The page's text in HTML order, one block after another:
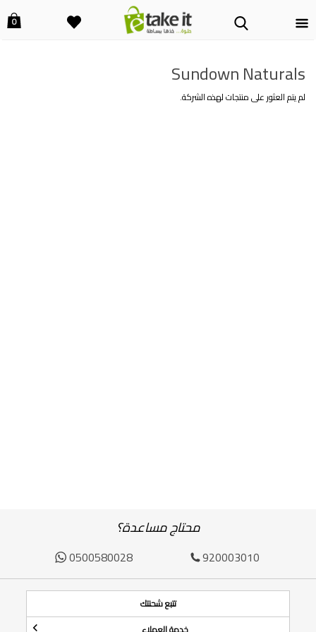
0
Sundown Naturals
لم يتم العثور على منتجات لهذه الشركة.
محتاج مساعدة؟
920003010
0500580028
تتبع شحنتك